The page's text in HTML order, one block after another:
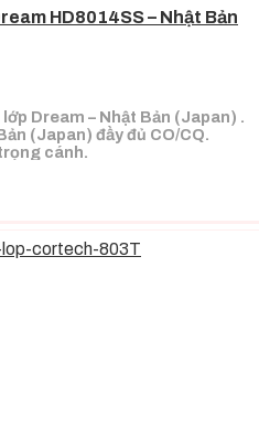
HD8014SS – Nhật Bản
Dream – Nhật Bản (Japan) .
(Japan) đầy đủ CO/CQ.
cánh.